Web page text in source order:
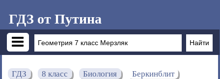
ГДЗ от Путина
ГДЗ 8 класс Биология Беркинблит